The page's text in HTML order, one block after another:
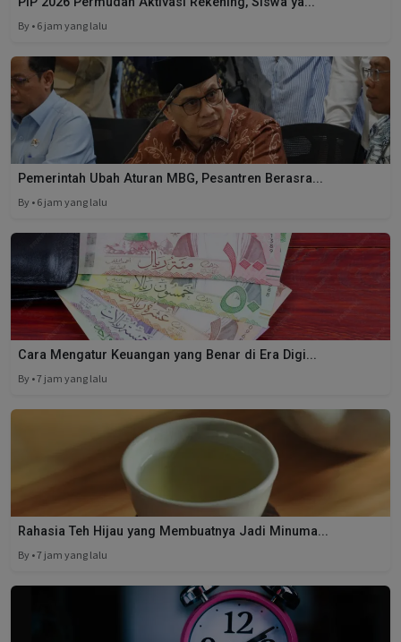
By • 6 jam yang lalu
Pemerintah Ubah Aturan MBG, Pesantren Berasra...
By • 6 jam yang lalu
Cara Mengatur Keuangan yang Benar di Era Digi...
By • 7 jam yang lalu
Rahasia Teh Hijau yang Membuatnya Jadi Minuma...
By • 7 jam yang lalu